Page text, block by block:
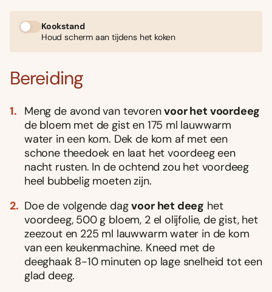
Kookstand
Houd scherm aan tijdens het koken
Bereiding
Meng de avond van tevorenvoor het voordeeg
de bloem met de gist en 175 ml lauwwarm
water in een kom. Dek de kom af met een
schone theedoek en laat het voordeeg een
nacht rusten. In de ochtend zou het voordeeg
heel bubbelig moeten zijn.
Doe de volgende dagvoor het deeg het
voordeeg, 500 g bloem, 2 el olijfolie, de gist, het
zeezout en 225 ml lauwwarm water in de kom
van een keukenmachine. Kneed met de
deeghaak 8-10 minuten op lage snelheid tot een
glad deeg.